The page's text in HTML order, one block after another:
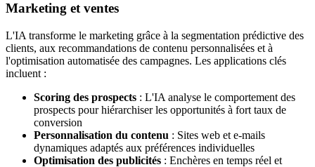
Marketing et ventes
L'IA transforme le marketing grâce à la segmentation prédictive des
clients, aux recommandations de contenu personnalisées et à
l'optimisation automatisée des campagnes. Les applications clés
incluent :
Scoring des prospects : L'IA analyse le comportement des
prospects pour hiérarchiser les opportunités à fort taux de
conversion
Personnalisation du contenu : Sites web et e-mails
dynamiques adaptés aux préférences individuelles
Optimisation des publicités : Enchères en temps réel et